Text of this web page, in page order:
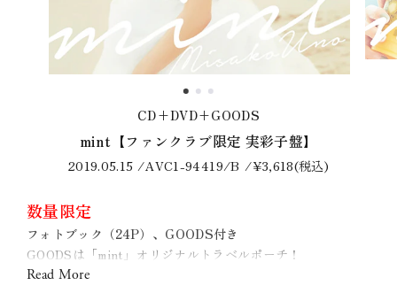
CD+DVD+GOODS
mint【ファンクラブ限定 実彩子盤】
2019.05.15 AVC1-94419/B ¥3,618(税込)
数量限定
フォトブック（24P）、GOODS付き
GOODSは「mint」オリジナルトラベルポーチ！
ミニ缶ミラー、歯ブラシ、PVCポーチになります。
Read More
CD+DVD
mint
2019.05.15 AVCD-94417/B ¥1,950(税込)
※スマプラ対応
CD
mint
2019.05.15 AVCD-94418 ¥1,190(税込)
※スマプラ対応